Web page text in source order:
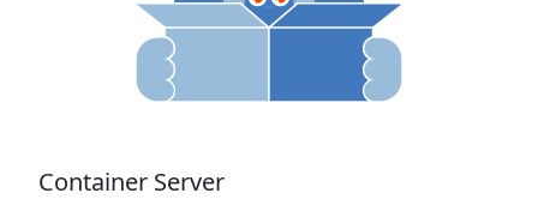
Container Server